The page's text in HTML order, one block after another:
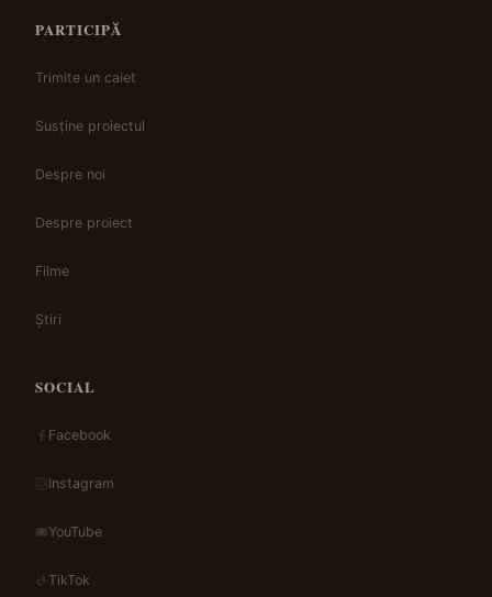
PARTICIPĂ
Trimite un caiet
Susține proiectul
Despre noi
Despre proiect
Filme
Știri
SOCIAL
Facebook
Instagram
YouTube
TikTok